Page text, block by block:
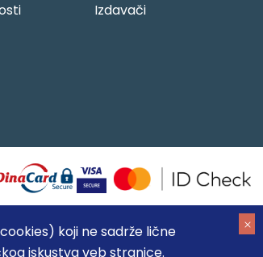
koji ne sadrže lične
iskustva veb stranice.
Izdavači